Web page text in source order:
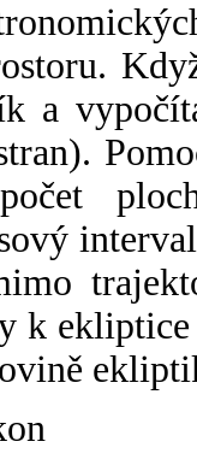
a
k